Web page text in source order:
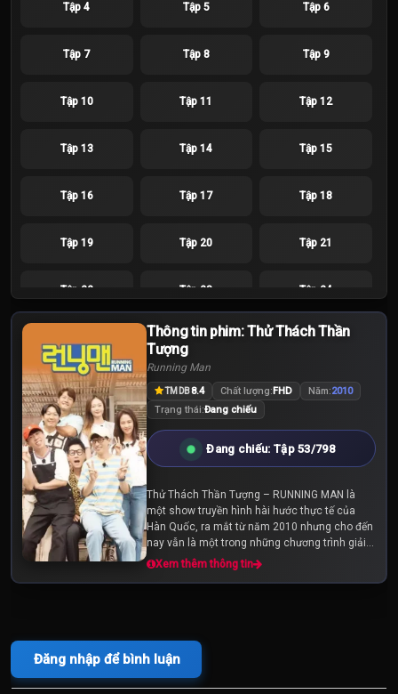
Tập 4 Tập 5 Tập 6
Tập 7 Tập 8 Tập 9
Tập 10 Tập 11 Tập 12
Tập 13 Tập 14 Tập 15
Tập 16 Tập 17 Tập 18
Tập 19 Tập 20 Tập 21
Tập 22 Tập 23 Tập 24
Tập 26 Tập 27
Tập 28 Tập 29 Tập 30
Tập 31 Tập 32 Tập 33
Tập 34
Tập 37 Tập 38 Tập 39
Tập 46 Tập 47
Thông tin phim: Thử Thách Thần
Tượng
Running Man
TMDB8.4 Chất lượng:FHD Năm:2010
Trạng thái:Đang chiếu
Đang chiếu: Tập 53/798
Thử Thách Thần Tượng – RUNNING MAN là
một show truyền hình hài hước thực tế của
Hàn Quốc, ra mắt từ năm 2010 nhưng cho đến
nay vẫn là một trong những chương trình giải
trí được yêu thích nhất tại xứ sở kim chi. Với
RUNNING MAN, đảm...
Xem thêm thông tin
Đăng nhập để bình luận